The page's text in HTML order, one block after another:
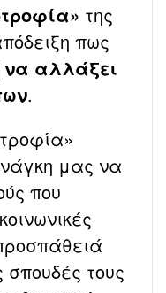
της
πως
να αλλάξει
.
μας να
που
σπουδές τους